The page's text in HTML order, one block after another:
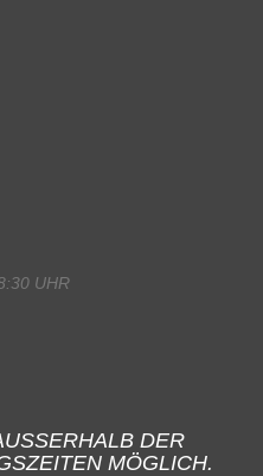
UHR
DER
MÖGLICH.